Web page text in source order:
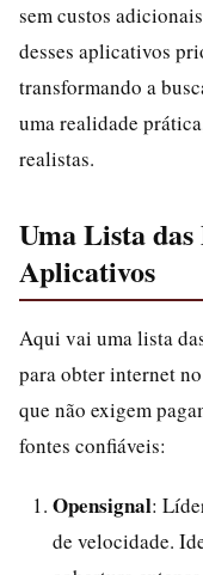
sem custos
desses aplicativos
transformando a
uma realidade
realistas.
Uma Lista das
Aplicativos
Aqui vai uma lista
para obter internet
que não exigem
fontes confiáveis:
Opensignal:
de velocidade.